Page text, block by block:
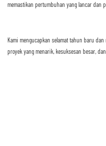
memastikan pertumbuhan yang lancar dan
Kami mengucapkan selamat tahun baru
proyek yang menarik, kesuksesan besar,